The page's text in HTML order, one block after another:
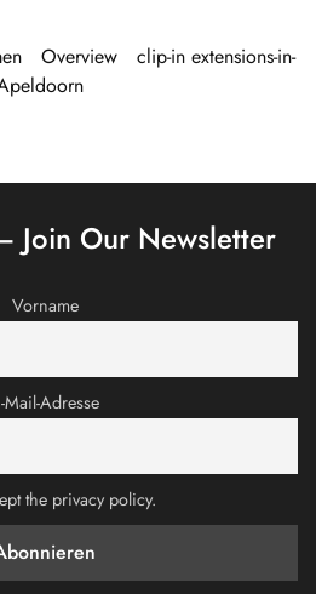
Overview
clip-in extensions-in-
Join Our Newsletter
Vorname
Mail-Adresse
the privacy policy.